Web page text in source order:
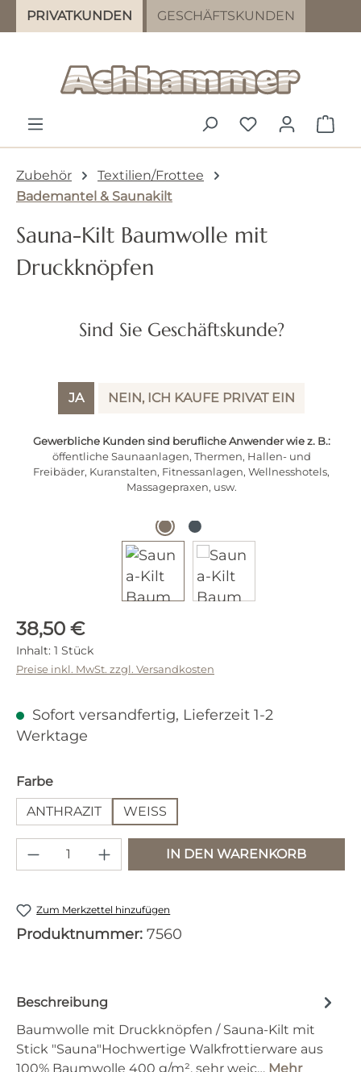
Zum Hauptinhalt springen
PRIVATKUNDEN GESCHÄFTSKUNDEN
Sind Sie Geschäftskunde?
JA NEIN, ICH KAUFE PRIVAT EIN
Gewerbliche Kunden sind berufliche Anwender wie z. B.:
öffentliche Saunaanlagen, Thermen, Hallen- und
Freibäder, Kuranstalten, Fitnessanlagen, Wellnesshotels,
Massagepraxen, usw.
DU HAST 0
Zubehör
Textilien/Frottee
Bademantel & Saunakilt
Sauna-Kilt Baumwolle mit
Druckknöpfen
Regulärer Preis:
38,50 €
Inhalt: 1 Stück
Preise inkl. MwSt. zzgl. Versandkosten
Sofort versandfertig, Lieferzeit 1-2
Werktage
Farbeauswählen
ANTHRAZIT
WEISS
Produkt Anzahl: Gib den
IN DEN WARENKORB
Zum Merkzettel hinzufügen
Produktnummer: 7560
Beschreibung
Baumwolle mit Druckknöpfen / Sauna-Kilt mit
Stick "Sauna"Hochwertige Walkfrottierware aus
100% Baumwolle 400 g/m², sehr weic… Mehr